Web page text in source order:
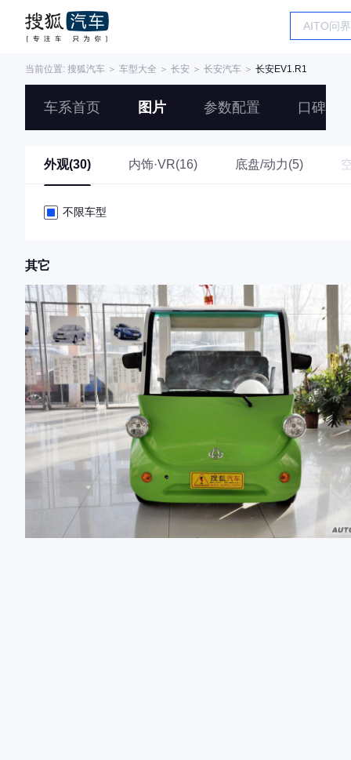
当前位置: 搜狐汽车 ＞ 车型大全 ＞ 长安 ＞ 长安汽车 ＞ 长安EV1.R1
车系首页 图片 参数配置 口碑
外观(30) 内饰·VR(16) 底盘/动力(5)
不限车型
其它